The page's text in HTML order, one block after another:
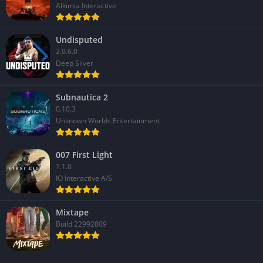
gameplay.
Versione PC tecnicamente eccellente, con grafica migliorata e
prestazioni fluide.
❌ Contro
sviluppati.
Alcuni livelli richiedono ripetizioni per ottenere tutte le
collezionabili.
Difficoltà non sempre bilanciata tra giocatore singolo e
cooperativo.
Alkimia Interactive
Undisputed
2.0.6.0
Deep Silver
Subnautica 2
0.10.3
Unknown Worlds Entertainment
007 First Light
1.1.0
IO Interactive A/S
Mixtape
Build 22992809